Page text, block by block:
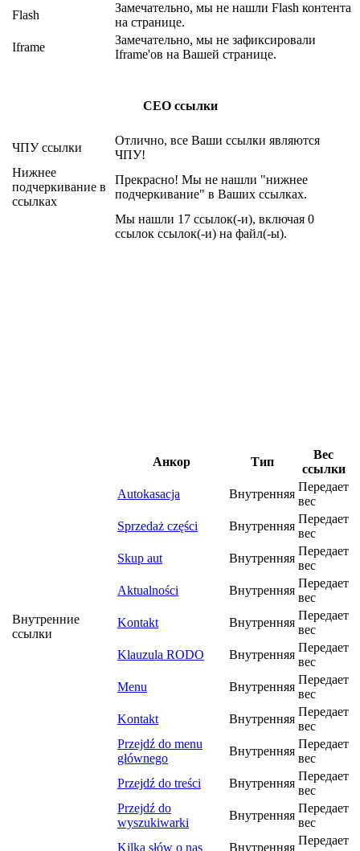
Flash
Замечательно, мы не нашли Flash контента
на странице.
Iframe
Замечательно, мы не зафиксировали
Iframe'ов на Вашей странице.
СЕО ссылки
ЧПУ ссылки
Отлично, все Ваши ссылки являются
ЧПУ!
Нижнее
подчеркивание в
ссылках
Прекрасно! Мы не нашли "нижнее
подчеркивание" в Ваших ссылках.
Внутренние
ссылки
Мы нашли 17 ссылок(-и), включая 0
ссылок ссылок(-и) на файл(-ы).
Анкор Тип
Вес
ссылки
Autokasacja
Внутренняя
Передает
вес
Sprzedaż części
Внутренняя
Передает
вес
Skup aut
Внутренняя
Передает
вес
Aktualności
Внутренняя
Передает
вес
Kontakt
Внутренняя
Передает
вес
Klauzula RODO
Внутренняя
Передает
вес
Menu
Внутренняя
Передает
вес
Kontakt
Внутренняя
Передает
вес
Przejdź do menu
głównego
Внутренняя
Передает
вес
Przejdź do treści
Внутренняя
Передает
вес
Przejdź do
wyszukiwarki
Внутренняя
Передает
вес
Kilka słów o nas
Внутренняя
Передает